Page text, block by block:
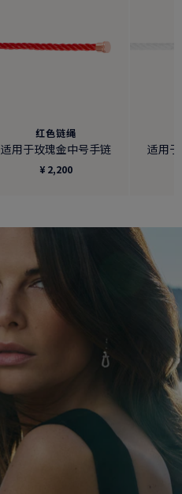
红色链绳
适用于玫瑰金中号手链
¥ 2,200
适用